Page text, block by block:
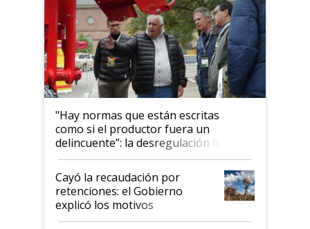
"Hay normas que están escritas
como si el productor fuera un
delincuente”: la desregulación llegó
al Congreso Aapresid y hasta se
habló del financiamiento al IPCVA
Cayó la recaudación por
retenciones: el Gobierno
explicó los motivos